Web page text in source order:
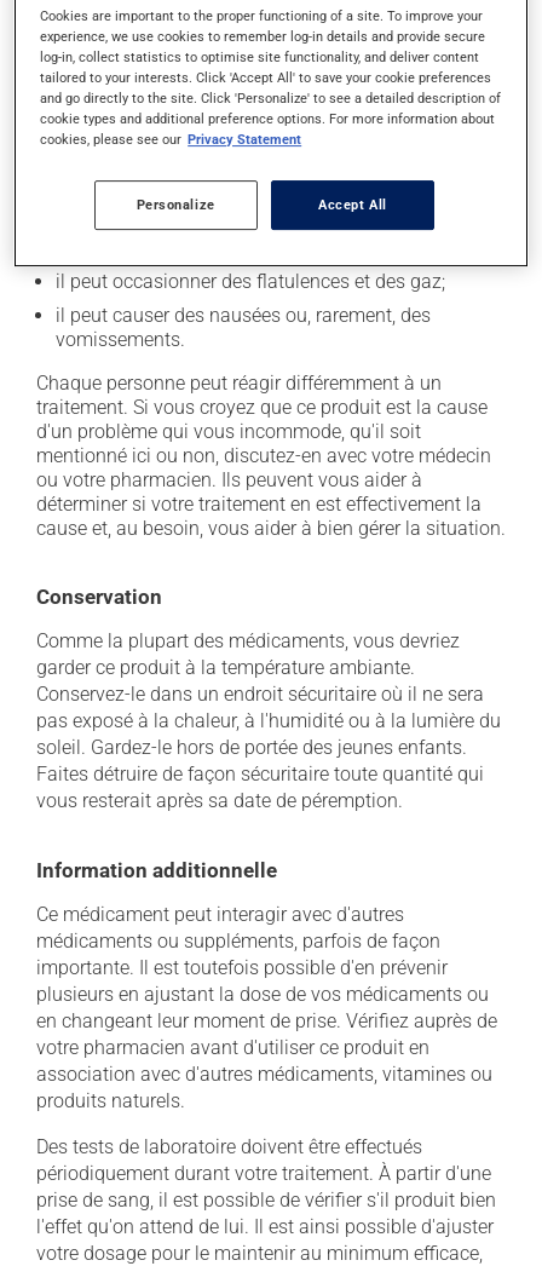
Effets indésirables
En plus de ses effets recherchés, ce produit peut à
l'occasion entraîner certains effets indésirables (effets
secondaires), notamment :
il peut causer de la constipation - pour la prévenir,
buvez beaucoup, prenez plus de fibres alimentaires;
il peut occasionner des flatulences et des gaz;
il peut causer des nausées ou, rarement, des
vomissements.
Chaque personne peut réagir différemment à un
traitement. Si vous croyez que ce produit est la cause
d'un problème qui vous incommode, qu'il soit
mentionné ici ou non, discutez-en avec votre médecin
ou votre pharmacien. Ils peuvent vous aider à
déterminer si votre traitement en est effectivement la
cause et, au besoin, vous aider à bien gérer la situation.
Conservation
Comme la plupart des médicaments, vous devriez
garder ce produit à la température ambiante.
Conservez-le dans un endroit sécuritaire où il ne sera
pas exposé à la chaleur, à l'humidité ou à la lumière du
soleil. Gardez-le hors de portée des jeunes enfants.
Faites détruire de façon sécuritaire toute quantité qui
vous resterait après sa date de péremption.
Information additionnelle
Ce médicament peut interagir avec d'autres
médicaments ou suppléments, parfois de façon
importante. Il est toutefois possible d'en prévenir
plusieurs en ajustant la dose de vos médicaments ou
en changeant leur moment de prise. Vérifiez auprès de
votre pharmacien avant d'utiliser ce produit en
association avec d'autres médicaments, vitamines ou
produits naturels.
Des tests de laboratoire doivent être effectués
périodiquement durant votre traitement. À partir d'une
prise de sang, il est possible de vérifier s'il produit bien
l'effet qu'on attend de lui. Il est ainsi possible d'ajuster
votre dosage pour le maintenir au minimum efficace,
Cookies are important to the proper functioning of a site. To improve your
experience, we use cookies to remember log-in details and provide secure
log-in, collect statistics to optimise site functionality, and deliver content
tailored to your interests. Click 'Accept All' to save your cookie preferences
and go directly to the site. Click 'Personalize' to see a detailed description of
cookie types and additional preference options. For more information about
cookies, please see our Privacy Statement
Personalize Accept All